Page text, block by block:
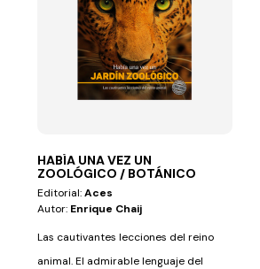
HABÍA UNA VEZ UN
ZOOLÓGICO / BOTÁNICO
Editorial:Aces
Autor: Enrique Chaij
Las cautivantes lecciones del reino
animal. El admirable lenguaje del